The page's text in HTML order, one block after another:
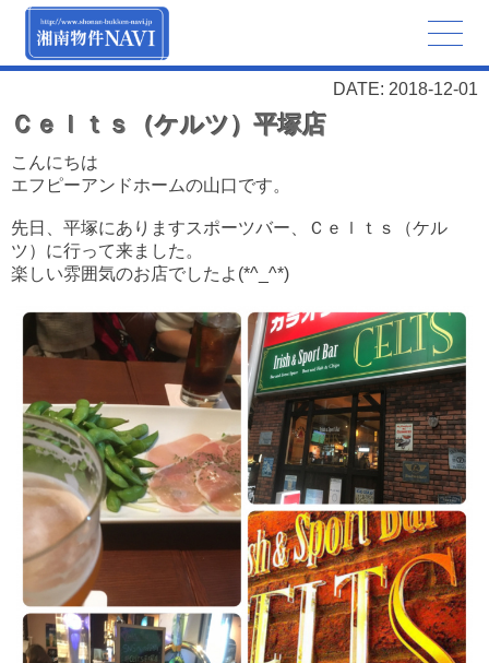
DATE: 2018-12-01
Ｃｅｌｔｓ（ケルツ）平塚店
こんにちは
エフピーアンドホームの山口です。
先日、平塚にありますスポーツバー、Ｃｅｌｔｓ（ケル
ツ）に行って来ました。
楽しい雰囲気のお店でしたよ(*^_^*)